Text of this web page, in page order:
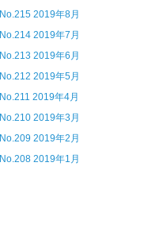
No.215 2019年8月
No.214 2019年7月
No.213 2019年6月
No.212 2019年5月
No.211 2019年4月
No.210 2019年3月
No.209 2019年2月
No.208 2019年1月